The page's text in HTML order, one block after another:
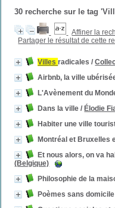
30 recherche sur le tag
Affiner la
Partager le résultat de cette
Villesradicales /
Airbnb, la ville
L'Avènement du
Dans la ville / Élodie
Habiter une ville
Montréal et Bruxelles
Et nous alors, on va
(Belgique)
Philosophie de la
Poèmes sans